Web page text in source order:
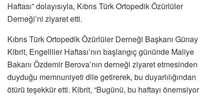
Haftası” dolayısıyla, Kıbrıs Türk Ortopedik Özürlüler
Derneği’ni ziyaret etti.
Kıbrıs Türk Ortopedik Özürlüler Derneği Başkanı Günay
Kibrit, Engelliler Haftası’nın başlangıç gününde Maliye
Bakanı Özdemir Berova’nın derneği ziyaret etmesinden
duyduğu memnuniyeti dile getirerek, bu duyarlılığından
ötürü teşekkür etti. Kibrit, “Bugünü, bu haftayı önemsiyor